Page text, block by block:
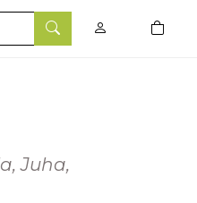
Hae
0
Juha,